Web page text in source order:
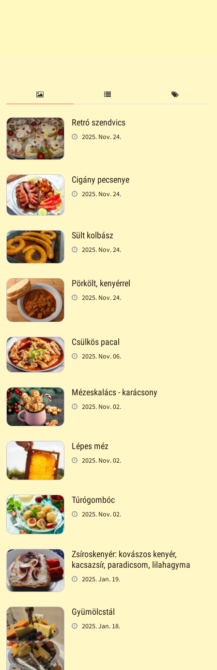
Retró szendvics
2025. Nov. 24.
Cigány pecsenye
2025. Nov. 24.
Sült kolbász
2025. Nov. 24.
Pörkölt, kenyérrel
2025. Nov. 24.
Csülkös pacal
2025. Nov. 06.
Mézeskalács - karácsony
2025. Nov. 02.
Lépes méz
2025. Nov. 02.
Túrógombóc
2025. Nov. 02.
Zsíroskenyér: kovászos kenyér,
kacsazsír, paradicsom, lilahagyma
2025. Jan. 19.
Gyümölcstál
2025. Jan. 18.